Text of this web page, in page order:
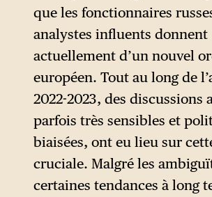
que les fonctionnaires
analystes influents donnent
actuellement d’un nouvel
européen. Tout au long de
2022-2023, des discussions
parfois très sensibles et
biaisées, ont eu lieu sur
cruciale. Malgré les
certaines tendances à long